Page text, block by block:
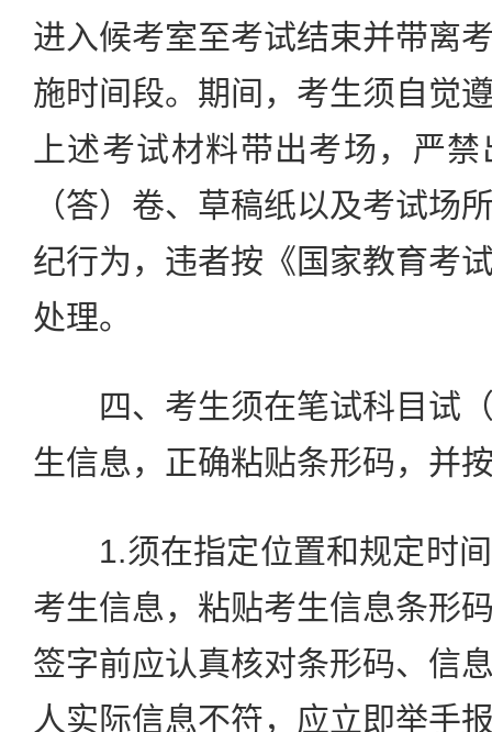
进入候考室至考试结束并带离
施时间段。期间，考生须自觉
上述考试材料带出考场，严
（答）卷、草稿纸以及考试场
纪行为，违者按《国家教育考
处理。
四、考生须在笔试科目试（
生信息，正确粘贴条形码，并
1.须在指定位置和规定时间
考生信息，粘贴考生信息条形
签字前应认真核对条形码、信
人实际信息不符，应立即举手